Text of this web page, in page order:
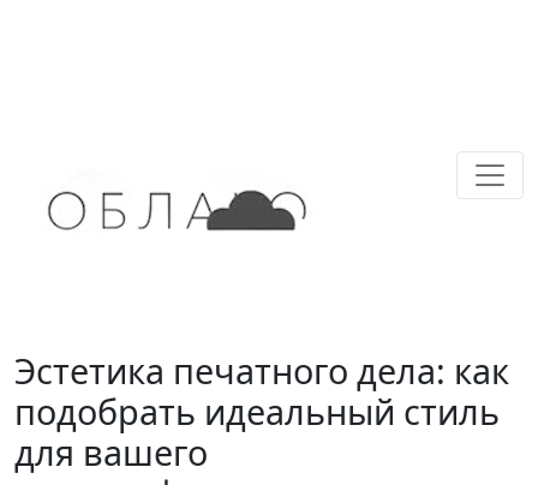
Эстетика печатного дела: как
подобрать идеальный стиль
для вашего